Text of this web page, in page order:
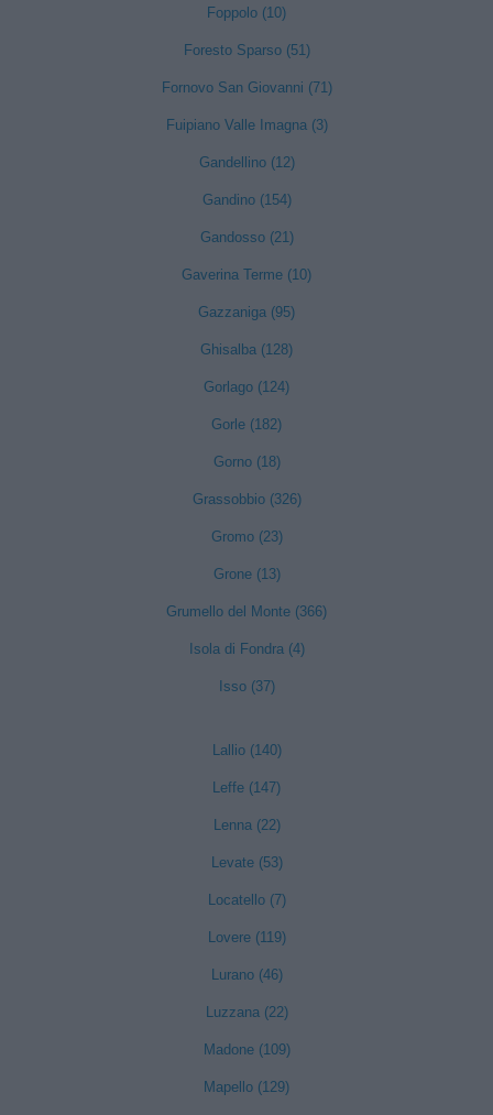
Foppolo (10)
Foresto Sparso (51)
Fornovo San Giovanni (71)
Fuipiano Valle Imagna (3)
Gandellino (12)
Gandino (154)
Gandosso (21)
Gaverina Terme (10)
Gazzaniga (95)
Ghisalba (128)
Gorlago (124)
Gorle (182)
Gorno (18)
Grassobbio (326)
Gromo (23)
Grone (13)
Grumello del Monte (366)
Isola di Fondra (4)
Isso (37)
Lallio (140)
Leffe (147)
Lenna (22)
Levate (53)
Locatello (7)
Lovere (119)
Lurano (46)
Luzzana (22)
Madone (109)
Mapello (129)